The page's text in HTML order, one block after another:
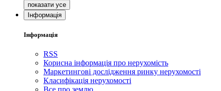
Інформація
Інформація
RSS
Корисна інформація про нерухомість
Маркетингові дослідження ринку нерухомості
Класифікація нерухомості